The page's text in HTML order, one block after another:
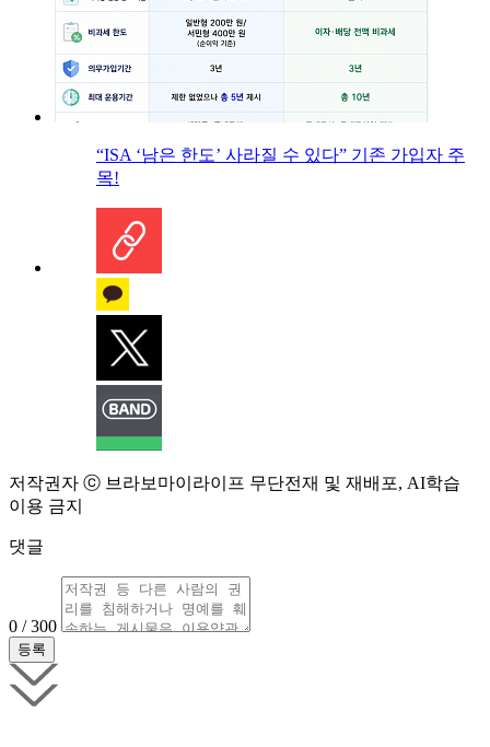
“ISA ‘남은 한도’ 사라질 수 있다” 기존 가입자 주
목!
저작권자 ⓒ 브라보마이라이프 무단전재 및 재배포, AI학습
이용 금지
댓글
0 / 300